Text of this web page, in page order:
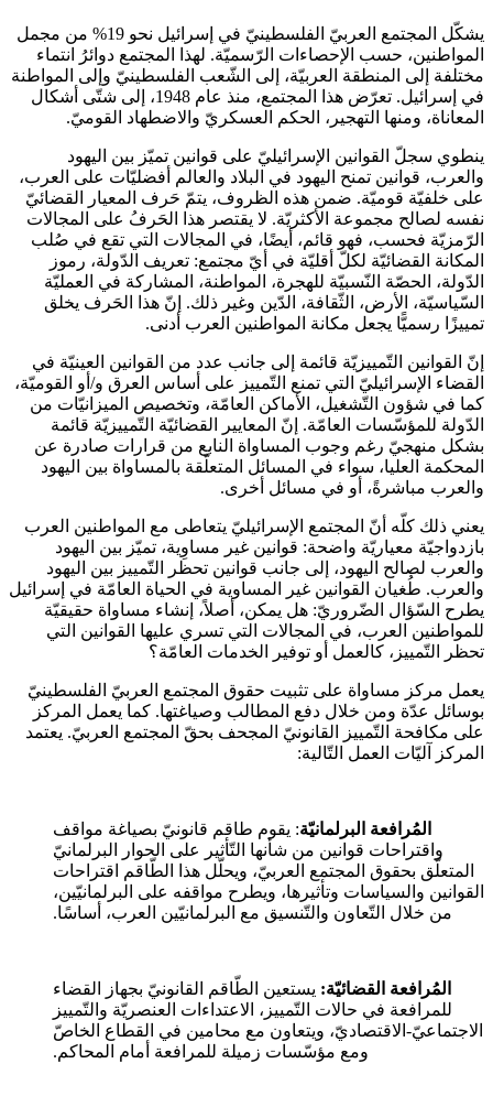
يشكّل المجتمع العربيّ الفلسطينيّ في إسرائيل نحو 19% من مجمل
المواطنين، حسب الإحصاءات الرّسميّة. لهذا المجتمع دوائرُ انتماء
مختلفة إلى المنطقة العربيّة، إلى الشّعب الفلسطينيّ وإلى المواطنة
في إسرائيل. تعرّض هذا المجتمع، منذ عام 1948، إلى شتّى أشكال
المعاناة، ومنها التهجير، الحكم العسكريّ والاضطهاد القوميّ.
ينطوي سجلّ القوانين الإسرائيليّ على قوانين تميّز بين اليهود
والعرب، قوانين تمنح اليهود في البلاد والعالم أفضليّات على العرب،
على خلفيّة قوميّة. ضمن هذه الظروف، يتمّ حَرف المعيار القضائيّ
نفسه لصالح مجموعة الأكثريّة. لا يقتصر هذا الحَرفُ على المجالات
الرّمزيّة فحسب، فهو قائم، أيضًا، في المجالات التي تقع في صُلب
المكانة القضائيّة لكلّ أقليّة في أيّ مجتمع: تعريف الدّولة، رموز
الدّولة، الحصّة النّسبيّة للهجرة، المواطنة، المشاركة في العمليّة
السّياسيّة، الأرض، الثّقافة، الدّين وغير ذلك. إنّ هذا الحَرف يخلق
تمييزًا رسميًّا يجعل مكانة المواطنين العرب أدنى.
إنّ القوانين التّمييزيّة قائمة إلى جانب عدد من القوانين العينيّة في
القضاء الإسرائيليّ التي تمنع التّمييز على أساس العرق و/أو القوميّة،
كما في شؤون التّشغيل، الأماكن العامّة، وتخصيص الميزانيّات من
الدّولة للمؤسّسات العامّة. إنّ المعايير القضائيّة التّمييزيّة قائمة
بشكل منهجيّ رغم وجوب المساواة النابع من قرارات صادرة عن
المحكمة العليا، سواء في المسائل المتعلّقة بالمساواة بين اليهود
والعرب مباشرةً، أو في مسائل أخرى.
يعني ذلك كلّه أنّ المجتمع الإسرائيليّ يتعاطى مع المواطنين العرب
بازدواجيّة معياريّة واضحة: قوانين غير مساوِية، تميّز بين اليهود
والعرب لصالح اليهود، إلى جانب قوانين تحظر التّمييز بين اليهود
والعرب. طُغيان القوانين غير المساوية في الحياة العامّة في إسرائيل
يطرح السّؤال الضّروريّ: هل يمكن، أصلاً، إنشاء مساواة حقيقيّة
للمواطنين العرب، في المجالات التي تسري عليها القوانين التي
تحظر التّمييز، كالعمل أو توفير الخدمات العامّة؟
يعمل مركز مساواة على تثبيت حقوق المجتمع العربيّ الفلسطينيّ
بوسائل عدّة ومن خلال دفع المطالب وصياغتها. كما يعمل المركز
على مكافحة التّمييز القانونيّ المجحف بحقّ المجتمع العربيّ. يعتمد
المركز آليّات العمل التّالية:
المُرافعة البرلمانيّة: يقوم طاقم قانونيّ بصياغة مواقف
واقتراحات قوانين من شأنها التّأثير على الحوار البرلمانيّ
المتعلّق بحقوق المجتمع العربيّ، ويحلّل هذا الطّاقم اقتراحات
القوانين والسياسات وتأثيرها، ويطرح مواقفه على البرلمانيّين،
من خلال التّعاون والتّنسيق مع البرلمانيّين العرب، أساسًا.
المُرافعة القضائيّة: يستعين الطّاقم القانونيّ بجهاز القضاء
للمرافعة في حالات التّمييز، الاعتداءات العنصريّة والتّمييز
الاجتماعيّ-الاقتصاديّ، ويتعاون مع محامين في القطاع الخاصّ
ومع مؤسّسات زميلة للمرافعة أمام المحاكم.